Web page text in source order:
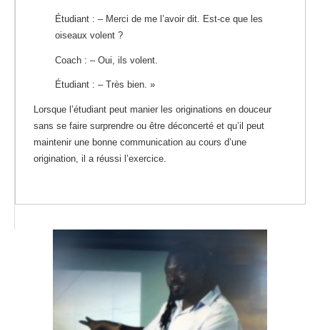
Étudiant : – Merci de me l’avoir dit. Est-ce que les
oiseaux volent ?
Coach : – Oui, ils volent.
Étudiant : – Très bien. »
Lorsque l’étudiant peut manier les originations en douceur
sans se faire surprendre ou être déconcerté et qu’il peut
maintenir une bonne communication au cours d’une
origination, il a réussi l’exercice.